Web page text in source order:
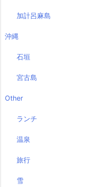
加計呂麻島
沖縄
石垣
宮古島
Other
ランチ
温泉
旅行
雪